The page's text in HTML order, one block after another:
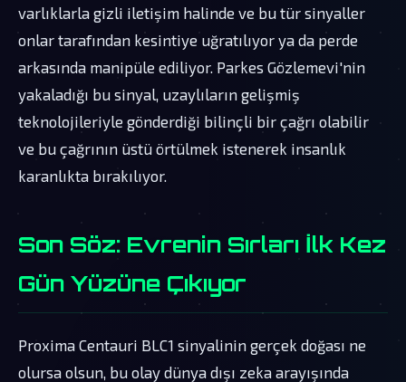
varlıklarla gizli iletişim halinde ve bu tür sinyaller
onlar tarafından kesintiye uğratılıyor ya da perde
arkasında manipüle ediliyor. Parkes Gözlemevi'nin
yakaladığı bu sinyal, uzaylıların gelişmiş
teknolojileriyle gönderdiği bilinçli bir çağrı olabilir
ve bu çağrının üstü örtülmek istenerek insanlık
karanlıkta bırakılıyor.
Son Söz: Evrenin Sırları İlk Kez
Gün Yüzüne Çıkıyor
Proxima Centauri BLC1 sinyalinin gerçek doğası ne
olursa olsun, bu olay dünya dışı zeka arayışında